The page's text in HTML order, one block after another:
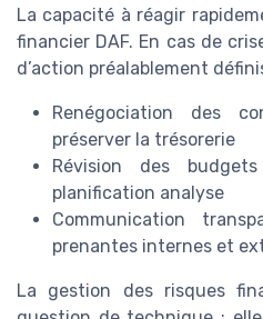
La capacité à réagir
financier DAF. En cas de
d’action préalablement
Renégociation des
préserver la trésorerie
Révision des
planification analyse
Communication
prenantes internes et
La gestion des risques